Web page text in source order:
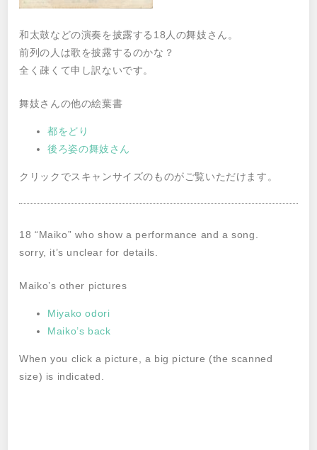
和太鼓などの演奏を披露する18人の舞妓さん。
前列の人は歌を披露するのかな？
全く疎くて申し訳ないです。
舞妓さんの他の絵葉書
都をどり
後ろ姿の舞妓さん
クリックでスキャンサイズのものがご覧いただけます。
18 “Maiko” who show a performance and a song.
sorry, it’s unclear for details.
Maiko’s other pictures
Miyako odori
Maiko’s back
When you click a picture, a big picture (the scanned
size) is indicated.